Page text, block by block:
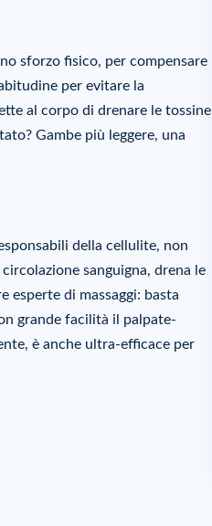
sforzo fisico, per compensare
per evitare la
al corpo di drenare le tossine
Gambe più leggere, una
della cellulite, non
sanguigna, drena le
esperte di massaggi: basta
grande facilità il palpate-
è anche ultra-efficace per